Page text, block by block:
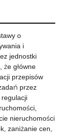
o
i
jednostki
że główne
przepisów
przez
nieruchomości
zaniżanie cen,